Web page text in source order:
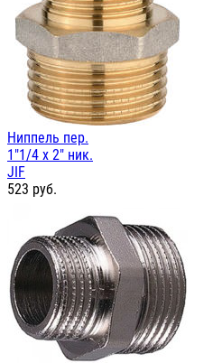
Ниппель пер.
1"1/4 х 2" ник.
JIF
523 руб.